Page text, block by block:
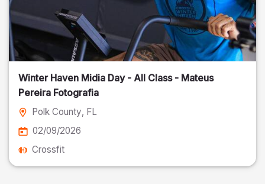
Winter Haven Midia Day - All Class - Mateus
Pereira Fotografia
Polk County, FL
02/09/2026
Crossfit